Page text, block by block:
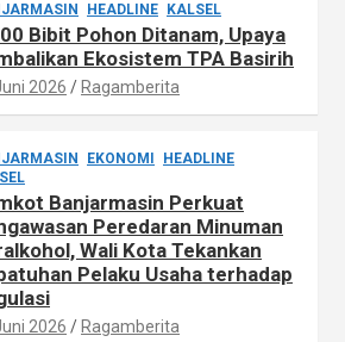
HEADLINE KALSEL
Bibit Pohon Ditanam, Upaya
Ekosistem TPA Basirih
2026 Ragamberita
EKONOMI
HEADLINE
Banjarmasin Perkuat
Peredaran Minuman
Wali Kota Tekankan
Pelaku Usaha terhadap
2026 Ragamberita